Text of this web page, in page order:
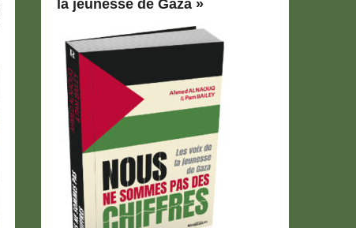
la jeunesse de Gaza »